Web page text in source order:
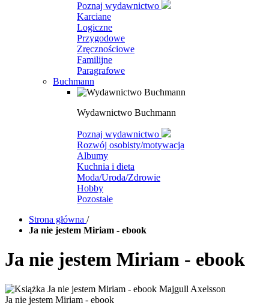
Poznaj wydawnictwo
Karciane
Logiczne
Przygodowe
Zręcznościowe
Familijne
Paragrafowe
Buchmann
Wydawnictwo Buchmann
Poznaj wydawnictwo
Rozwój osobisty/motywacja
Albumy
Kuchnia i dieta
Moda/Uroda/Zdrowie
Hobby
Pozostałe
Strona główna /
Ja nie jestem Miriam - ebook
Ja nie jestem Miriam - ebook
Ja nie jestem Miriam - ebook